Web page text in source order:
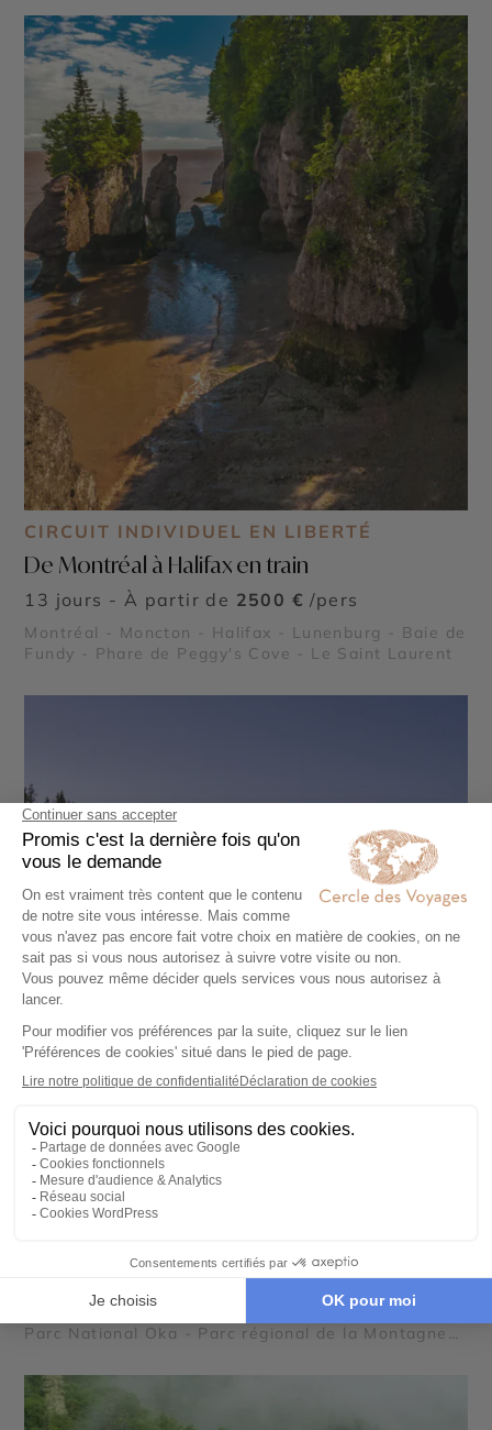
CIRCUIT INDIVIDUEL EN LIBERTÉ
De Montréal à Halifax en train
13 jours - À partir de 2500 € /pers
Montréal - Moncton - Halifax - Lunenburg - Baie de
Fundy - Phare de Peggy's Cove - Le Saint Laurent
AUTOTOUR
2550 €/pers
Montréal - Ottawa - Parc national d'Opemican -
Parc National Oka - Parc régional de la Montagne
régional Kiamika - Réserve Faunique Papineau
Labelle